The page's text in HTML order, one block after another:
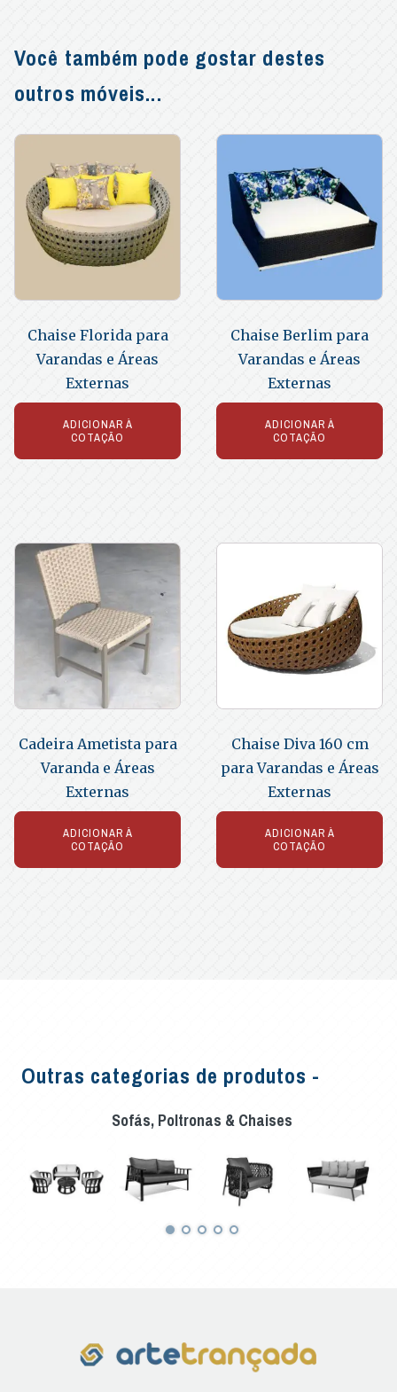
Você também pode gostar destes
outros móveis...
Chaise Florida para
Varandas e Áreas
Externas
ADICIONAR À
COTAÇÃO
Chaise Berlim para
Varandas e Áreas
Externas
ADICIONAR À
COTAÇÃO
Cadeira Ametista para
Varanda e Áreas
Externas
ADICIONAR À
COTAÇÃO
Chaise Diva 160 cm
para Varandas e Áreas
Externas
ADICIONAR À
COTAÇÃO
Outras categorias de produtos -
Sofás, Poltronas & Chaises